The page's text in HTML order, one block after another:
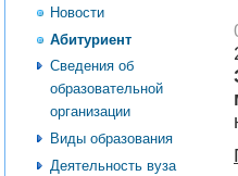
Новости
Абитуриент
Сведения об
образовательной
организации
Виды образования
Деятельность вуза